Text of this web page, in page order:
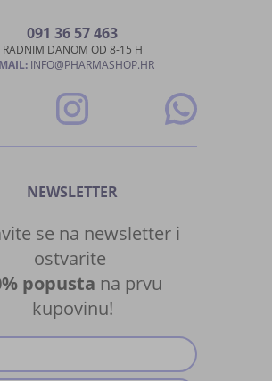
091 36 57 463
RADNIM DANOM OD 8-15 H
INFO@PHARMASHOP.HR
NEWSLETTER
se na newsletter i
ostvarite
popusta na prvu
kupovinu!